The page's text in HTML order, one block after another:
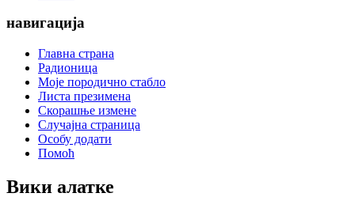
навигација
Главна страна
Радионица
Моје породично стабло
Листа презимена
Скорашње измене
Случајна страница
Особу додати
Помоћ
Вики алатке